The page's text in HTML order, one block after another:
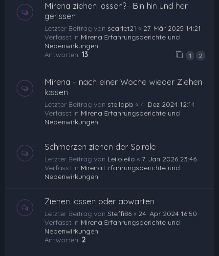
Mirena ziehen lassen?- Bin hin und her
gerissen
Letzter Beitrag von scarlet21 « 27. Mär 2025 14:21
Verfasst in Mirena Erfahrungsberichte und
Nebenwirkungen
Antworten: 13 1 2
Mirena - nach einer Woche wieder Ziehen
lassen
Letzter Beitrag von stellapb « 4. Dez 2024 12:14
Verfasst in Mirena Erfahrungsberichte und
Nebenwirkungen
Schmerzen ziehen der Spirale
Letzter Beitrag von Leiloleilo « 7. Jan 2026 23:46
Verfasst in Mirena Erfahrungsberichte und
Nebenwirkungen
Ziehen lassen oder abwarten
Letzter Beitrag von Steffi86 « 24. Apr 2024 16:50
Verfasst in Mirena Erfahrungsberichte und
Nebenwirkungen
Antworten: 2